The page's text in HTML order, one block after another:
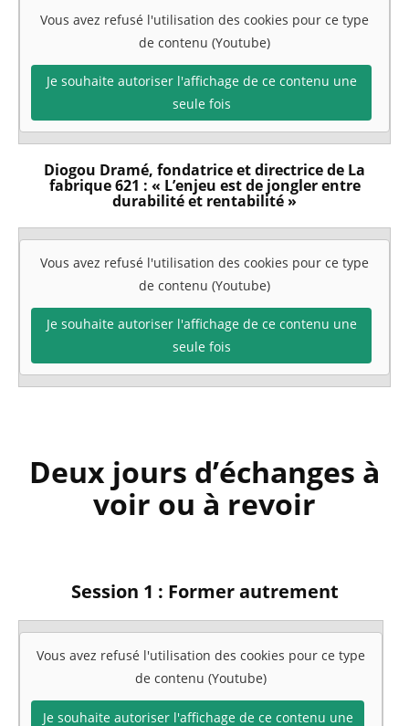
Vous avez refusé l'utilisation des cookies pour ce type
de contenu (Youtube)
Je souhaite autoriser l'affichage de ce contenu une
seule fois
Diogou Dramé, fondatrice et directrice de La
fabrique 621 : « L’enjeu est de jongler entre
durabilité et rentabilité »
Vous avez refusé l'utilisation des cookies pour ce type
de contenu (Youtube)
Je souhaite autoriser l'affichage de ce contenu une
seule fois
Deux jours d’échanges à
voir ou à revoir
Session 1 : Former autrement
Vous avez refusé l'utilisation des cookies pour ce type
de contenu (Youtube)
Je souhaite autoriser l'affichage de ce contenu une